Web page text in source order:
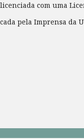
com uma
pela Imprensa da